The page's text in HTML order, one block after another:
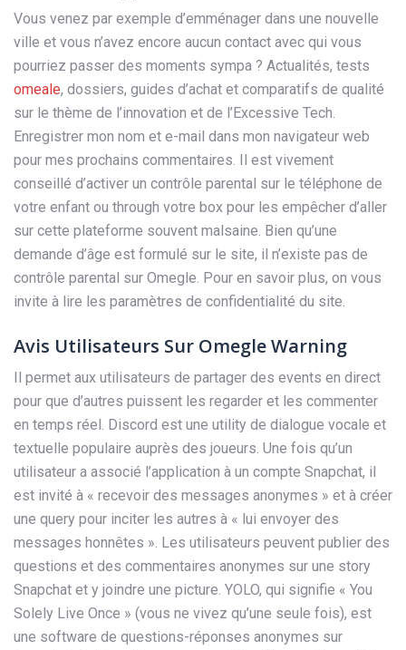
Vous venez par exemple d’emménager dans une nouvelle
ville et vous n’avez encore aucun contact avec qui vous
pourriez passer des moments sympa ? Actualités, tests
omeale, dossiers, guides d’achat et comparatifs de qualité
sur le thème de l’innovation et de l’Excessive Tech.
Enregistrer mon nom et e-mail dans mon navigateur web
pour mes prochains commentaires. Il est vivement
conseillé d’activer un contrôle parental sur le téléphone de
votre enfant ou through votre box pour les empêcher d’aller
sur cette plateforme souvent malsaine. Bien qu’une
demande d’âge est formulé sur le site, il n’existe pas de
contrôle parental sur Omegle. Pour en savoir plus, on vous
invite à lire les paramètres de confidentialité du site.
Avis Utilisateurs Sur Omegle Warning
Il permet aux utilisateurs de partager des events en direct
pour que d’autres puissent les regarder et les commenter
en temps réel. Discord est une utility de dialogue vocale et
textuelle populaire auprès des joueurs. Une fois qu’un
utilisateur a associé l’application à un compte Snapchat, il
est invité à « recevoir des messages anonymes » et à créer
une query pour inciter les autres à « lui envoyer des
messages honnêtes ». Les utilisateurs peuvent publier des
questions et des commentaires anonymes sur une story
Snapchat et y joindre une picture. YOLO, qui signifie « You
Solely Live Once » (vous ne vivez qu’une seule fois), est
une software de questions-réponses anonymes sur